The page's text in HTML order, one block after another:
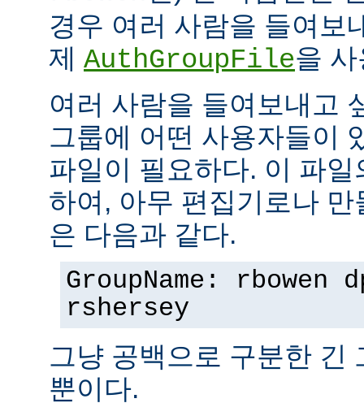
경우 여러 사람을 들여보
제 AuthGroupFile을
여러 사람을 들여보내고
그룹에 어떤 사용자들이
파일이 필요하다. 이 파
하여, 아무 편집기로나
은 다음과 같다.
GroupName: rbowen
rshersey
그냥 공백으로 구분한 긴
뿐이다.